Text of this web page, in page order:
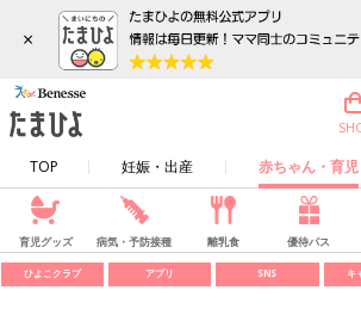
×
TOP 妊娠・出産 赤ちゃん・育児
育児グッズ 病気・予防接種 離乳食 優待パス
ひよこクラブ アプリ SNS キ